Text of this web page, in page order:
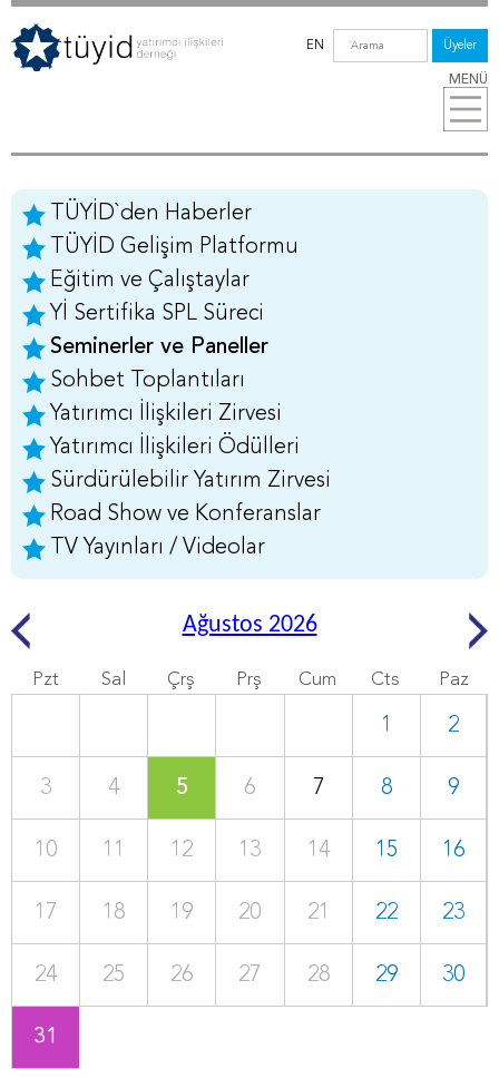
MENÜ
EN Üyeler
TÜYİD`den Haberler
TÜYİD Gelişim Platformu
Eğitim ve Çalıştaylar
Yİ Sertifika SPL Süreci
Seminerler ve Paneller
Sohbet Toplantıları
Yatırımcı İlişkileri Zirvesi
Yatırımcı İlişkileri Ödülleri
Sürdürülebilir Yatırım Zirvesi
Road Show ve Konferanslar
TV Yayınları / Videolar
Ağustos 2026
Pzt Sal Çrş Prş Cum Cts Paz
1 2
3 4 5 6 7 8 9
10 11 12 13 14 15 16
17 18 19 20 21 22 23
24 25 26 27 28 29 30
31